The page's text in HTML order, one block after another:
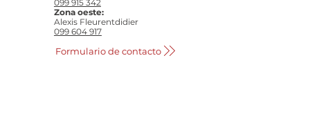
099 915 342
Zona oeste:
Alexis Fleurentdidier
099 604 917
Formulario de contacto